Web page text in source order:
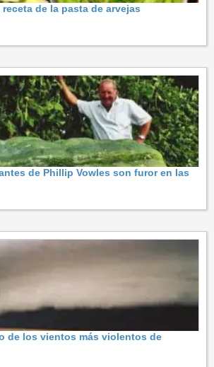
de la pasta de arvejas
de Phillip Vowles son furor en las
de los vientos más violentos de